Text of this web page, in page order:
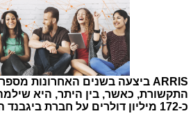
ARRIS ביצעה בשנים האחרונות
כ-172 מיליון דולרים על חברת ביגבנד הישראלית.